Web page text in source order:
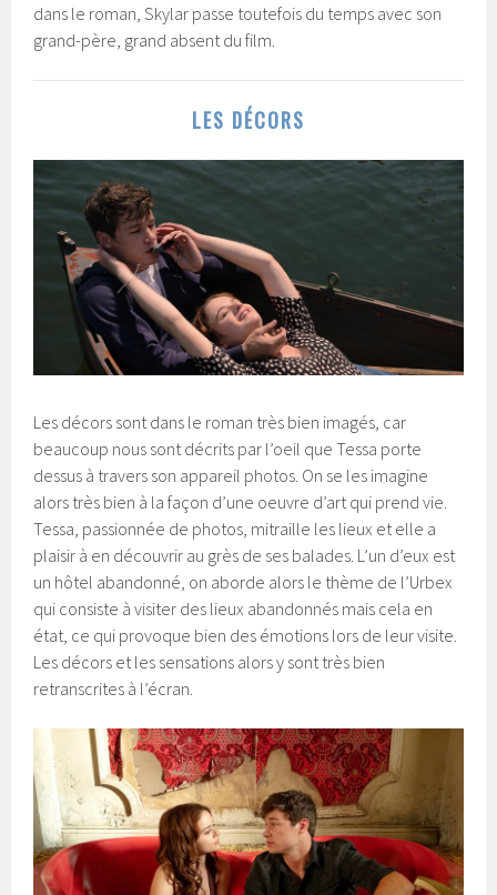
dans le roman, Skylar passe toutefois du temps avec son
grand-père, grand absent du film.
LES DÉCORS
Les décors sont dans le roman très bien imagés, car
beaucoup nous sont décrits par l’oeil que Tessa porte
dessus à travers son appareil photos. On se les imagine
alors très bien à la façon d’une oeuvre d’art qui prend vie.
Tessa, passionnée de photos, mitraille les lieux et elle a
plaisir à en découvrir au grès de ses balades. L’un d’eux est
un hôtel abandonné, on aborde alors le thème de l’Urbex
qui consiste à visiter des lieux abandonnés mais cela en
état, ce qui provoque bien des émotions lors de leur visite.
Les décors et les sensations alors y sont très bien
retranscrites à l’écran.